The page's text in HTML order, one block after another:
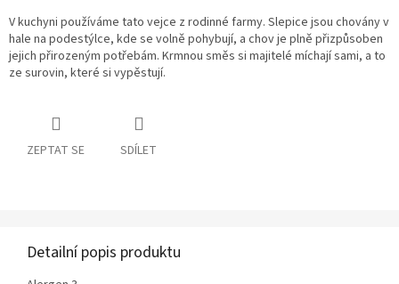
V kuchyni používáme tato vejce z rodinné farmy. Slepice jsou chovány v
hale na podestýlce, kde se volně pohybují, a chov je plně přizpůsoben
jejich přirozeným potřebám. Krmnou směs si majitelé míchají sami, a to
ze surovin, které si vypěstují.
ZEPTAT SE SDÍLET
Detailní popis produktu